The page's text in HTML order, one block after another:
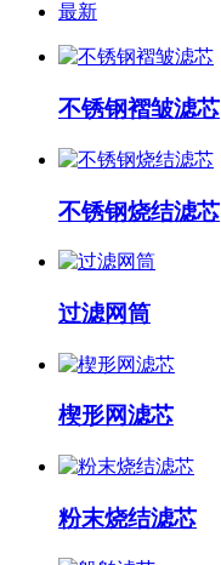
最新
不锈钢褶皱滤芯
不锈钢烧结滤芯
过滤网筒
楔形网滤芯
粉末烧结滤芯